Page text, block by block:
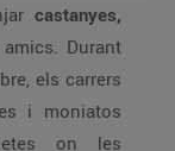
castanyes,
Durant
els carrers
i moniatos
on les